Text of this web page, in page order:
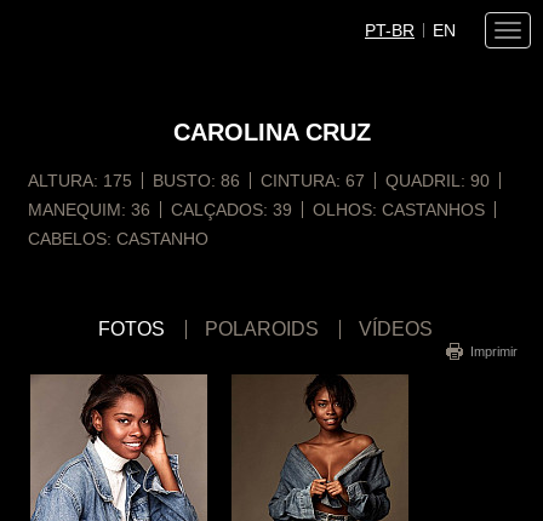
PT-BR EN
CAROLINACRUZ
ALTURA: 175 BUSTO: 86 CINTURA: 67 QUADRIL: 90
MANEQUIM: 36 CALÇADOS: 39 OLHOS: CASTANHOS
CABELOS: CASTANHO
FOTOS POLAROIDS VÍDEOS
Imprimir